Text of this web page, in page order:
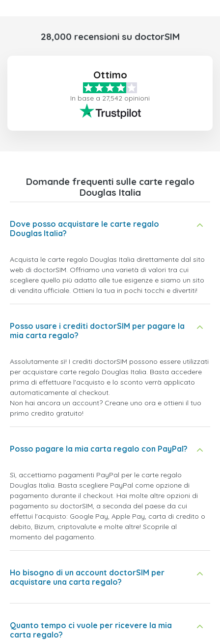
28,000 recensioni su doctorSIM
Ottimo
In base a 27,542 opinioni
Domande frequenti sulle carte regalo
Douglas Italia
Dove posso acquistare le carte regalo
Douglas Italia?
Acquista le carte regalo Douglas Italia direttamente dal sito
web di doctorSIM. Offriamo una varietà di valori tra cui
scegliere quello più adatto alle tue esigenze e siamo un sito
di vendita ufficiale. Ottieni la tua in pochi tocchi e divertiti!
Posso usare i crediti doctorSIM per pagare la
mia carta regalo?
Assolutamente sì! I crediti doctorSIM possono essere utilizzati
per acquistare carte regalo Douglas Italia. Basta accedere
prima di effettuare l'acquisto e lo sconto verrà applicato
automaticamente al checkout.
Non hai ancora un account? Creane uno ora e ottieni il tuo
primo credito gratuito!
Posso pagare la mia carta regalo con PayPal?
Sì, accettiamo pagamenti PayPal per le carte regalo
Douglas Italia. Basta scegliere PayPal come opzione di
pagamento durante il checkout. Hai molte altre opzioni di
pagamento su doctorSIM, a seconda del paese da cui
effettui l'acquisto: Google Pay, Apple Pay, carta di credito o
debito, Bizum, criptovalute e molte altre! Scoprile al
momento del pagamento.
Ho bisogno di un account doctorSIM per
acquistare una carta regalo?
Quanto tempo ci vuole per ricevere la mia
carta regalo?